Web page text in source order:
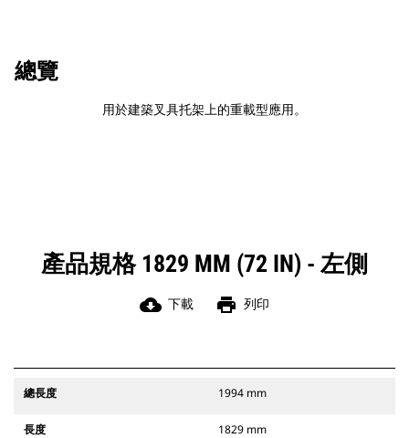
總覽
用於建築叉具托架上的重載型應用。
產品規格 1829 MM (72 IN) - 左側
cloud_download 下載 print 列印
總長度 1994 mm
長度 1829 mm